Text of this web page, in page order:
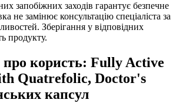
запобіжних заходів гарантує безпечне
не замінює консультацію спеціаліста за
Зберігання у відповідних
продукту.
про користь: Fully Active
Quatrefolic, Doctor's
капсул